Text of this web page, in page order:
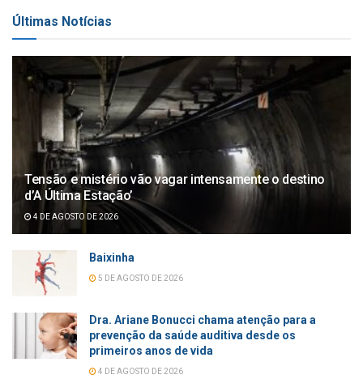
Últimas Notícias
Tensão e mistério vão vagar intensamente o destino
d’A Última Estação’
4 DE AGOSTO DE 2026
Baixinha
5 DE AGOSTO DE 2026
Dra. Ariane Bonucci chama atenção para a
prevenção da saúde auditiva desde os
primeiros anos de vida
4 DE AGOSTO DE 2026